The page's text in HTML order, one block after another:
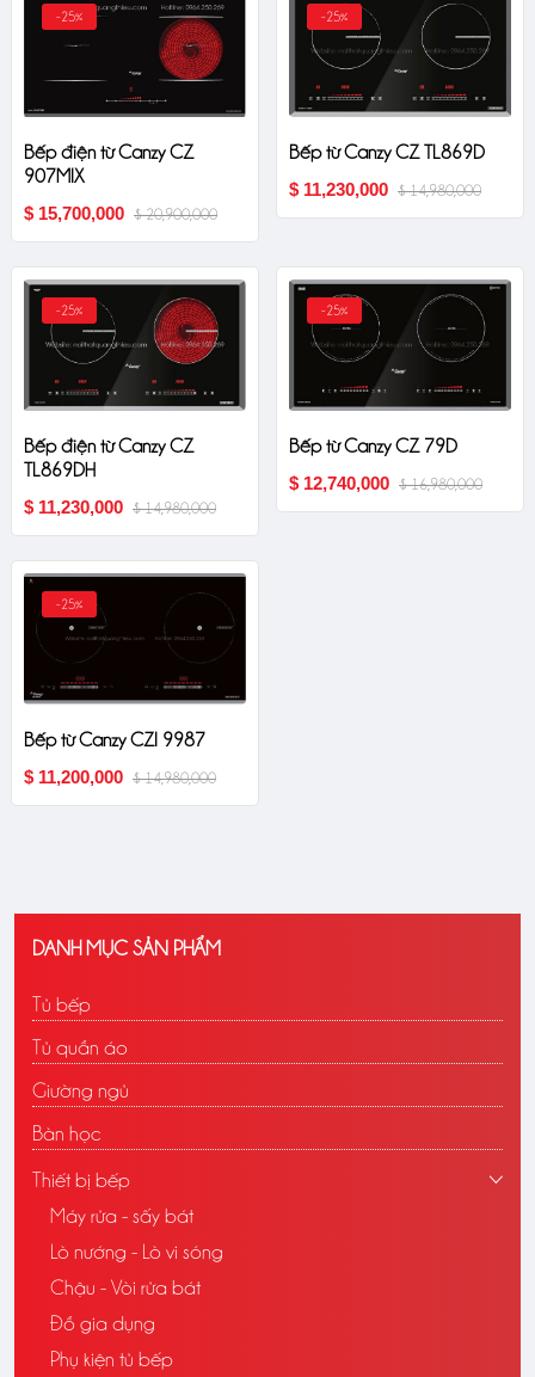
-25%
Bếp điện từ Canzy CZ
907MIX
$ 15,700,000 $ 20,900,000
-25%
Bếp từ Canzy CZ TL869D
$ 11,230,000 $ 14,980,000
-25%
Bếp điện từ Canzy CZ
TL869DH
$ 11,230,000 $ 14,980,000
-25%
Bếp từ Canzy CZ 79D
$ 12,740,000 $ 16,980,000
-25%
Bếp từ Canzy CZI 9987
$ 11,200,000 $ 14,980,000
DANH MỤC SẢN PHẨM
Tủ bếp
Tủ quần áo
Giường ngủ
Bàn học
Thiết bị bếp
Máy rửa - sấy bát
Lò nướng - Lò vi sóng
Chậu - Vòi rửa bát
Đồ gia dụng
Phụ kiện tủ bếp